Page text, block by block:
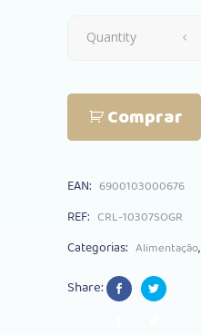
Cadeira
Baloiço
Alto
Grey
Quantity
Comprar
EAN: 6900103000676
REF: CRL-10307SOGR
Categorias: Alimentação,
Share: